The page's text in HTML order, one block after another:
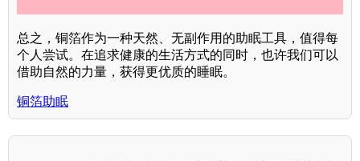
总之，铜箔作为一种天然、无副作用的助眠工具，值得每
个人尝试。在追求健康的生活方式的同时，也许我们可以
借助自然的力量，获得更优质的睡眠。
铜箔助眠